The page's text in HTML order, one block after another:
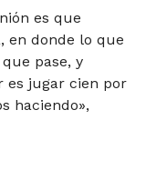
es que
en donde lo que
pase, y
es jugar cien por
haciendo»,